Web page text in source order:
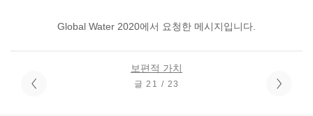
Global Water 2020에서 요청한 메시지입니다.
보편적 가치
글 21 / 23